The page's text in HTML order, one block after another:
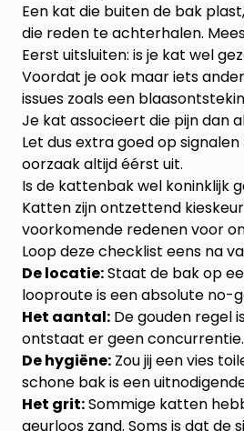
Een kat die buiten de bak
die reden te achterhalen.
Eerst uitsluiten: is je kat wel
Voordat je ook maar iets
issues zoals een
Je kat associeert die pijn dan
Let dus extra goed op
oorzaak altijd éérst uit.
Is de kattenbak wel koninklijk
Katten zijn ontzettend
voorkomende redenen voor
Loop deze checklist eens na
De locatie:Staat de bak op
looproute is een absolute no-
Het aantal: De gouden regel
ontstaat er geen concurrentie.
De hygiëne: Zou jij een vies
schone bak is een
Het grit:Sommige katten
geurloos zand. Soms is dat de